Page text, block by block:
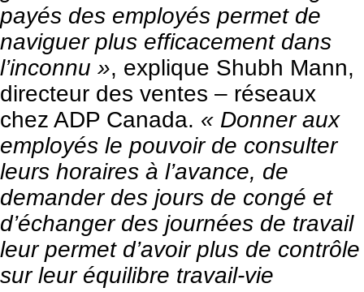
payés des employés permet de
naviguer plus efficacement dans
l’inconnu », explique Shubh Mann,
directeur des ventes – réseaux
chez ADP Canada. « Donner aux
employés le pouvoir de consulter
leurs horaires à l’avance, de
demander des jours de congé et
d’échanger des journées de travail
leur permet d’avoir plus de contrôle
sur leur équilibre travail-vie